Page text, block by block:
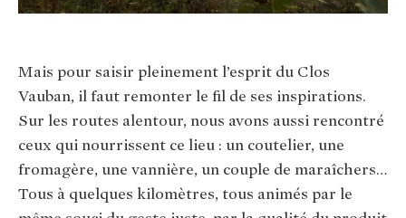
Mais pour saisir pleinement l’esprit du Clos
Vauban, il faut remonter le fil de ses inspirations.
Sur les routes alentour, nous avons aussi rencontré
ceux qui nourrissent ce lieu : un coutelier, une
fromagère, une vannière, un couple de maraîchers…
Tous à quelques kilomètres, tous animés par le